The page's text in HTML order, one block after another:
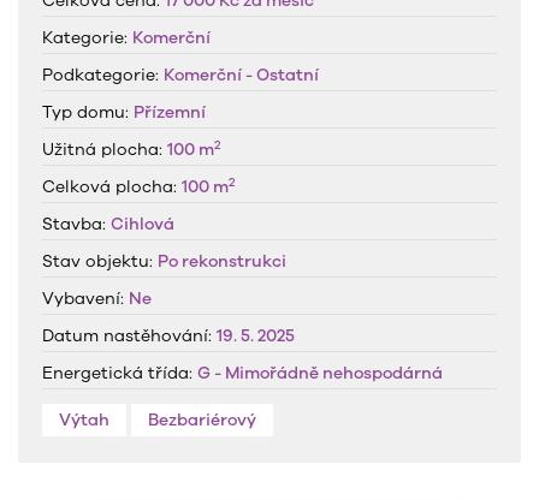
Kategorie: Komerční
Podkategorie: Komerční - Ostatní
Typ domu: Přízemní
Užitná plocha: 100 m2
Celková plocha: 100 m2
Stavba: Cihlová
Stav objektu: Po rekonstrukci
Vybavení: Ne
Datum nastěhování: 19. 5. 2025
Energetická třída: G - Mimořádně nehospodárná
Výtah Bezbariérový